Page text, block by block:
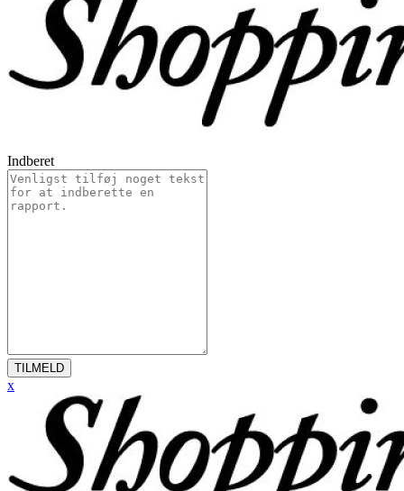
Indberet
TILMELD
x